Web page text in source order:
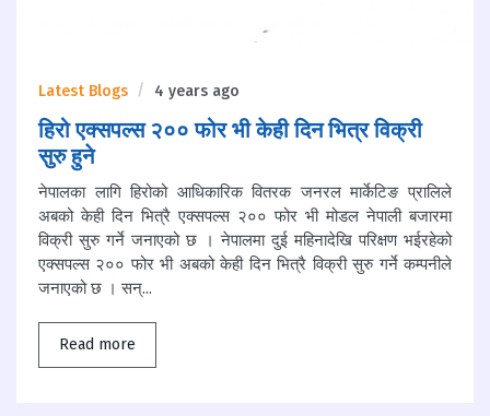
Latest Blogs 4 years ago
हिरो एक्सपल्स २०० फोर भी केही दिन भित्र विक्री
सुरु हुने
नेपालका लागि हिरोको आधिकारिक वितरक जनरल मार्केटिङ प्रालिले
अबको केही दिन भित्रै एक्सपल्स २०० फोर भी मोडल नेपाली बजारमा
विक्री सुरु गर्ने जनाएको छ । नेपालमा दुई महिनादेखि परिक्षण भईरहेको
एक्सपल्स २०० फोर भी अबको केही दिन भित्रै विक्री सुरु गर्ने कम्पनीले
जनाएको छ । सन्...
Read more